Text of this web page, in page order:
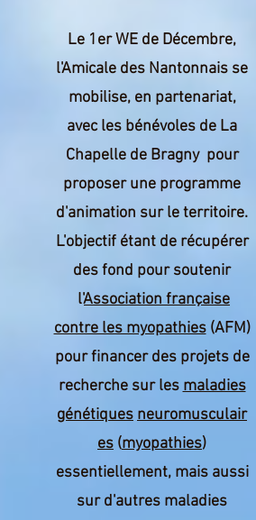
Le 1er WE de Décembre,
l'Amicale des Nantonnais se
mobilise, en partenariat,
avec les bénévoles de La
Chapelle de Bragny pour
proposer une programme
d'animation sur le territoire.
L'objectif étant de récupérer
des fond pour soutenir
l'Association française
contre les myopathies(AFM)
pour financer des projets de
recherche sur les maladies
génétiques neuromusculair
es (myopathies)
essentiellement, mais aussi
sur d'autres maladies